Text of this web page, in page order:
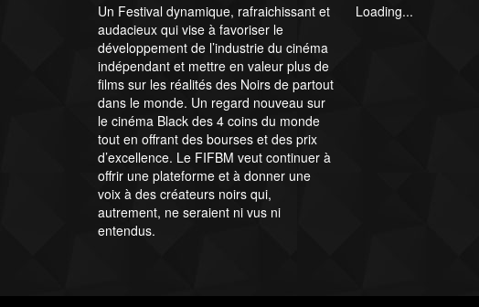
Un Festival dynamique, rafraichissant et
audacieux qui vise à favoriser le
développement de l’industrie du cinéma
indépendant et mettre en valeur plus de
films sur les réalités des Noirs de partout
dans le monde. Un regard nouveau sur
le cinéma Black des 4 coins du monde
tout en offrant des bourses et des prix
d’excellence. Le FIFBM veut continuer à
offrir une plateforme et à donner une
voix à des créateurs noirs qui,
autrement, ne seraient ni vus ni
entendus.
Loading...